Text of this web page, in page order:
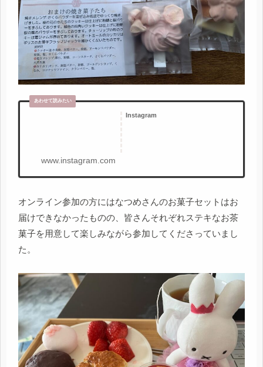
Instagram
www.instagram.com
オンライン参加の方にはなつめさんのお菓子セットはお
届けできなかったものの、皆さんそれぞれステキなお茶
菓子を用意して楽しみながら参加してくださっていまし
た。